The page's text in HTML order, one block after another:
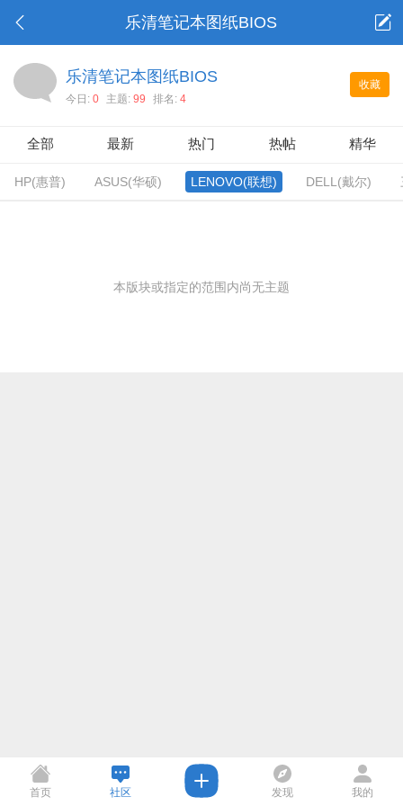
乐清笔记本图纸BIOS
收藏
乐清笔记本图纸BIOS
今日: 0 主题: 99 排名: 4
全部 最新 热门 热帖 精华
HP(惠普) ASUS(华硕) LENOVO(联想) DELL(戴尔)
本版块或指定的范围内尚无主题
首页 社区 发现 我的